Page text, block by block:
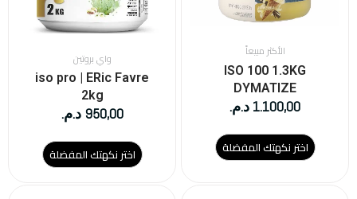
الأكثر مبيعاً
ISO 100 1.3KG
DYMATIZE
1.100,00 د.م.
اختر نكهتك المفضلة
واي بروتين
iso pro | ERic Favre
2kg
950,00 د.م.
اختر نكهتك المفضلة
اختيار
الخيارات
صفحة
المنتج